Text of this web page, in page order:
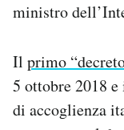
ministro
Il primo
5 ottobre 2018
di accoglienza